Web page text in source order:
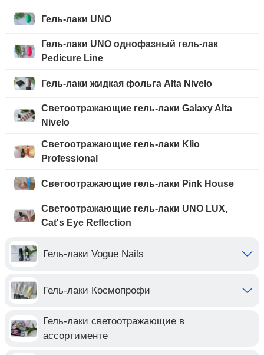
Гель-лаки UNO
Гель-лаки UNO однофазный гель-лак
Pedicure Line
Гель-лаки жидкая фольга Alta Nivelo
Светоотражающие гель-лаки Galaxy Alta
Nivelo
Светоотражающие гель-лаки Klio
Professional
Светоотражающие гель-лаки Pink House
Светоотражающие гель-лаки UNO LUX,
Cat's Eye Reflection
Гель-лаки Vogue Nails
Гель-лаки Космопрофи
Гель-лаки светоотражающие в
ассортименте